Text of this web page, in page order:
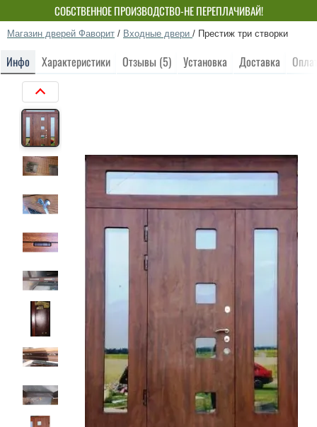
СОБСТВЕННОЕ ПРОИЗВОДСТВО-НЕ ПЕРЕПЛАЧИВАЙ!
Магазин дверей Фаворит / Входные двери / Престиж три створки
Инфо Характеристики Отзывы (5) Установка Доставка